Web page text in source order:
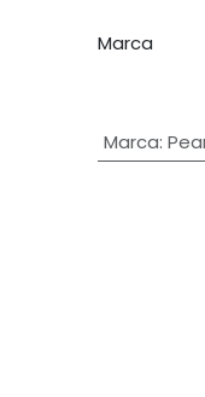
Marca
Marca: